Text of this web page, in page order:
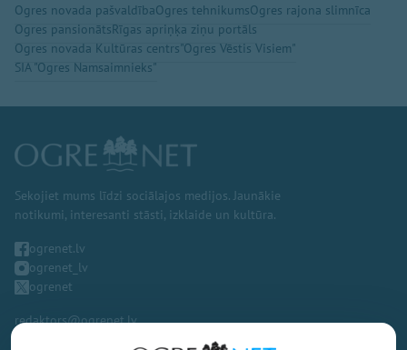
Ogres novada pašvaldībaOgres tehnikumsOgres rajona slimnīca
Ogres pansionātsRīgas apriņķa ziņu portāls
Ogres novada Kultūras centrs"Ogres Vēstis Visiem"
SIA "Ogres Namsaimnieks"
Sekojiet mums līdzi sociālajos medijos. Jaunākie
notikumi, interesanti stāsti, izklaide un kultūra.
ogrenet.lv
ogrenet_lv
ogrenet
redaktors@ogrenet.lv